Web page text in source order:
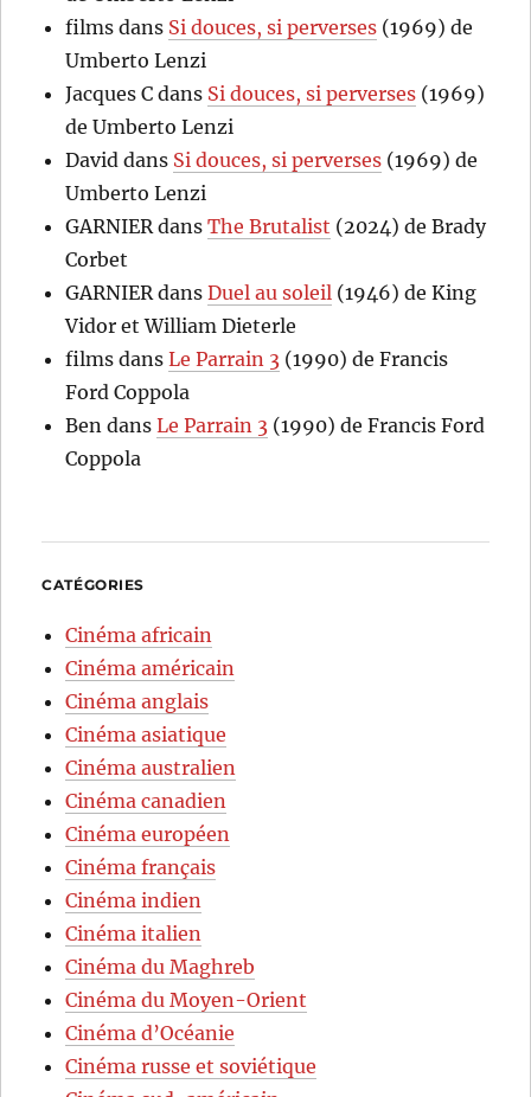
films dans Si douces, si perverses (1969) de
Umberto Lenzi
Jacques C dans Si douces, si perverses (1969)
de Umberto Lenzi
David dans Si douces, si perverses (1969) de
Umberto Lenzi
GARNIER dansThe Brutalist (2024) de Brady
Corbet
GARNIER dansDuel au soleil (1946) de King
Vidor et William Dieterle
films dansLe Parrain 3 (1990) de Francis
Ford Coppola
Ben dansLe Parrain 3 (1990) de Francis Ford
Coppola
CATÉGORIES
Cinéma africain
Cinéma américain
Cinéma anglais
Cinéma asiatique
Cinéma australien
Cinéma canadien
Cinéma européen
Cinéma français
Cinéma indien
Cinéma italien
Cinéma du Maghreb
Cinéma du Moyen-Orient
Cinéma d’Océanie
Cinéma russe et soviétique